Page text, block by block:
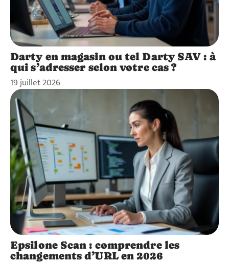
Darty en magasin ou tel Darty SAV : à
qui s’adresser selon votre cas ?
19 juillet 2026
Epsilone Scan : comprendre les
changements d’URL en 2026